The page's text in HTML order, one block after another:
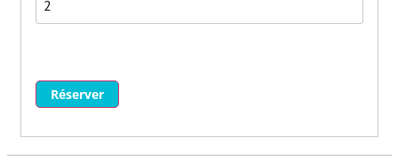
Réserver